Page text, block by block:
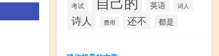
考试 英语 词人
诗人 费用 还不 都是